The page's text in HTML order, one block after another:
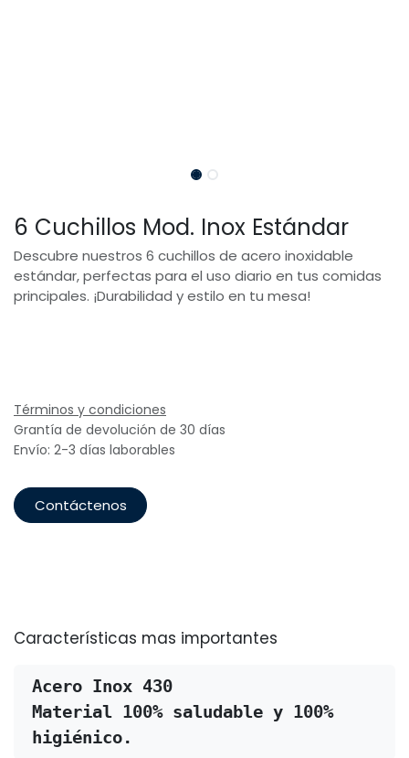
6 Cuchillos Mod. Inox Estándar
Descubre nuestros 6 cuchillos de acero inoxidable
estándar, perfectas para el uso diario en tus comidas
principales. ¡Durabilidad y estilo en tu mesa!
Términos y condiciones
Grantía de devolución de 30 días
Envío: 2-3 días laborables
Contáctenos
Características mas importantes
Acero Inox 430
Material 100% saludable y 100%
higiénico.